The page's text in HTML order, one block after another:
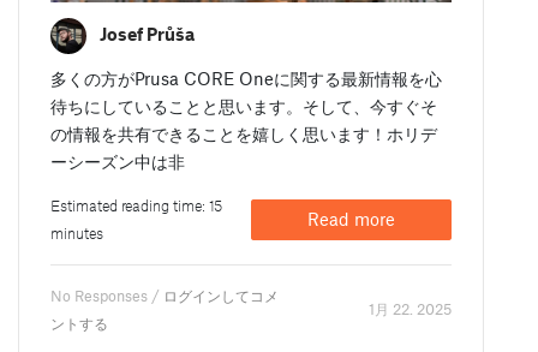
Josef Průša
多くの方がPrusa CORE Oneに関する最新情報を心
待ちにしていることと思います。そして、今すぐそ
の情報を共有できることを嬉しく思います！ホリデ
ーシーズン中は非
Estimated reading time: 15
minutes
Read more
No Responses / ログインしてコメ
ントする
1月 22. 2025